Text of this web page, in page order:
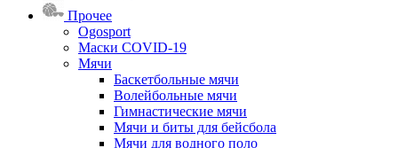
Прочее
Ogosport
Маски COVID-19
Мячи
Баскетбольные мячи
Волейбольные мячи
Гимнастические мячи
Мячи и биты для бейсбола
Мячи для водного поло